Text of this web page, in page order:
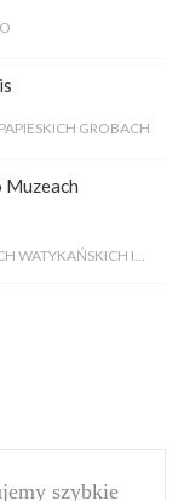
GROBACH
Muzeach
WATYKAŃSKICH I...
szybkie